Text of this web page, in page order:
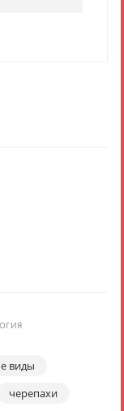
виды
черепахи